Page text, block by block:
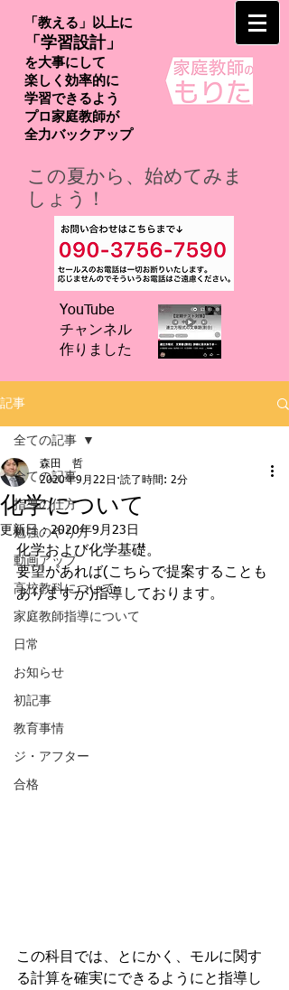
「教える」以上に
「学習設計」
を大事にして
楽しく効率的に
学習できるよう
プロ家庭教師が
​全力バックアップ
この夏から、始めてみま
しょう！
YouTube
チャンネル
​作りました
記事
全ての記事
指導の仕方
勉強のやり方
動画アップ
高校教科について
家庭教師指導について
日常
お知らせ
初記事
教育事情
ジ・アフター
合格
全ての記事
化学について
森田 哲
2020年9月22日 読了時間: 2分
更新日：2020年9月23日
化学および化学基礎。
要望があれば(こちらで提案することも
ありますが)指導しております。
この科目では、とにかく、モルに関す
る計算を確実にできるようにと指導し